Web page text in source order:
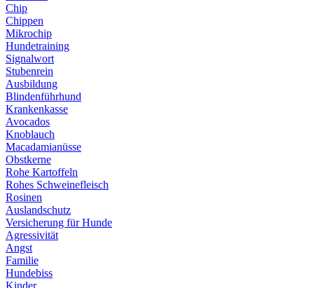
Chip
Chippen
Mikrochip
Hundetraining
Signalwort
Stubenrein
Ausbildung
Blindenführhund
Krankenkasse
Avocados
Knoblauch
Macadamianüsse
Obstkerne
Rohe Kartoffeln
Rohes Schweinefleisch
Rosinen
Auslandschutz
Versicherung für Hunde
Agressivität
Angst
Familie
Hundebiss
Kinder